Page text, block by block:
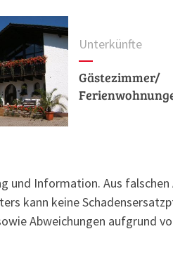
Unterkünfte
Gästezimmer/
und Information. Aus
kann keine
Abweichungen aufgrund